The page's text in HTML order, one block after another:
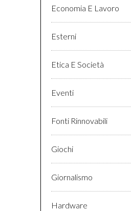
Economia E Lavoro
Esterni
Etica E Società
Eventi
Fonti Rinnovabili
Giochi
Giornalismo
Hardware